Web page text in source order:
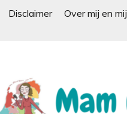
Disclaimer Over mij en